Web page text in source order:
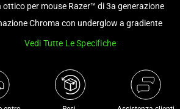
ottico per mouse Razer™ di 3a generazione
Chroma con underglow a gradiente
Vedi Tutte Le Specifiche